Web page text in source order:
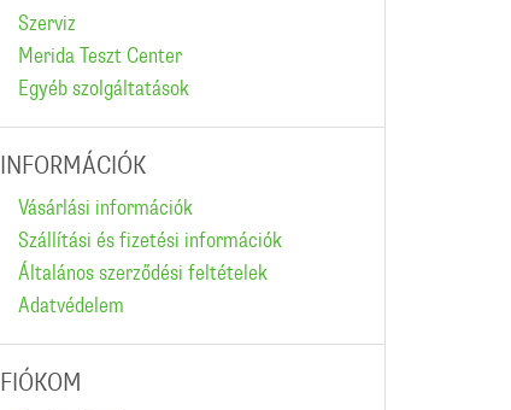
Szerviz
Merida Teszt Center
Egyéb szolgáltatások
INFORMÁCIÓK
Vásárlási információk
Szállítási és fizetési információk
Általános szerződési feltételek
Adatvédelem
FIÓKOM